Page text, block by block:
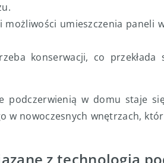
możliwości umieszczenia paneli
konserwacji, co
podczerwienią w domu staje
w nowoczesnych wnętrzach,